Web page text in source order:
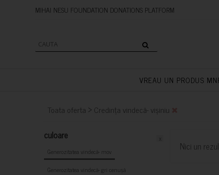
MIHAI NESU FOUNDATION
VREAU UN PRODUS
Toata oferta > Credința vindecă- vișiniu
culoare
Generozitatea vindecă- mov
Generozitatea vindecă- gri cenușă
Nici un